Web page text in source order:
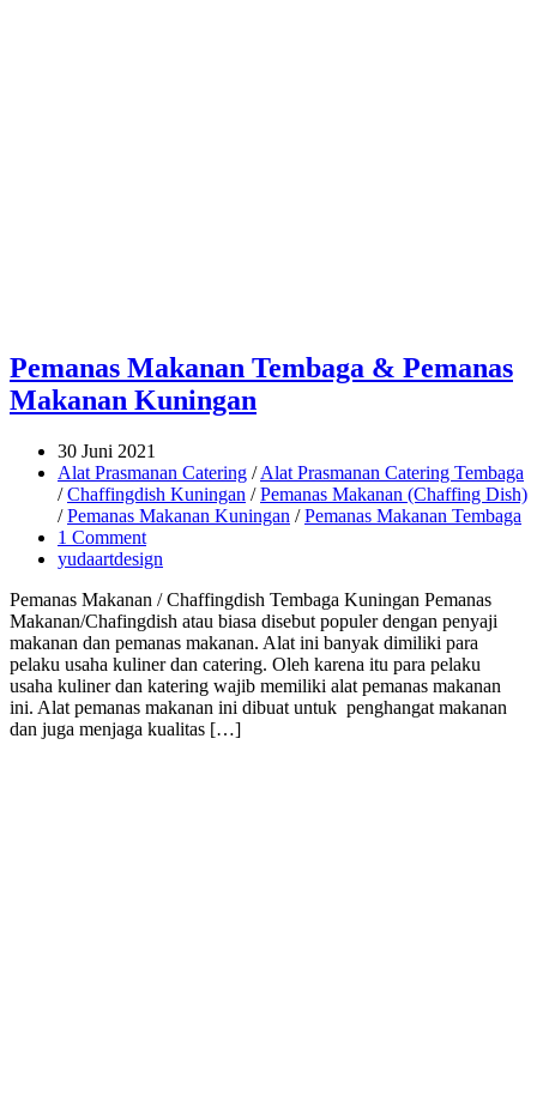
Pemanas Makanan Tembaga & Pemanas
Makanan Kuningan
30 Juni 2021
Alat Prasmanan Catering /Alat Prasmanan Catering Tembaga
/Chaffingdish Kuningan /Pemanas Makanan (Chaffing Dish)
/Pemanas Makanan Kuningan /Pemanas Makanan Tembaga
1 Comment
yudaartdesign
Pemanas Makanan / Chaffingdish Tembaga Kuningan Pemanas
Makanan/Chafingdish atau biasa disebut populer dengan penyaji
makanan dan pemanas makanan. Alat ini banyak dimiliki para
pelaku usaha kuliner dan catering. Oleh karena itu para pelaku
usaha kuliner dan katering wajib memiliki alat pemanas makanan
ini. Alat pemanas makanan ini dibuat untuk penghangat makanan
dan juga menjaga kualitas […]